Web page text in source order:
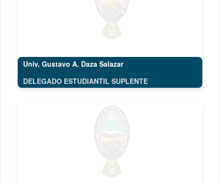
Univ. Gustavo A. Daza Salazar
DELEGADO ESTUDIANTIL SUPLENTE